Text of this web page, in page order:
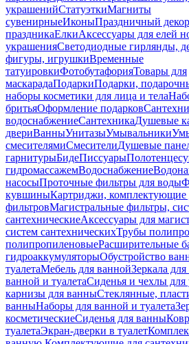
украшенийСтатуэткиМагниты
сувенирныеИконыПраздничный декор
праздникаЕлкиАксессуары для елей
украшенияСветодиодные гирлянды,
фигуры, игрушкиВременные
татуировкиФотобутафорияТовары для
маскарадаПодаркиПодарки,
наборы косметики для лица и тела
бритьяОформление подарков
водоснабжениеСантехникаДушевые
двериВанныУнитазыУмывальники
смесителямиСмесителиДушевые
гарнитурыБидеПиссуары
гидромассажемВодоснабжение
насосыПроточные фильтры для воды
кувшиныКартриджи, комплектующие
фильтровМагистральные фильтры,
сантехническиеАксессуары для
систем сантехническихТрубы
полипропиленовыеРасширительные
гидроаккумуляторыОбустройство
туалетаМебель для ваннойЗеркала
ванной и туалетаСиденья и чехлы для
карнизы для ванныСтеклянные,
ванныНаборы для ванной и туалета
косметическиеСиденья для ванны
туалетаЭкран-дверки в туалет